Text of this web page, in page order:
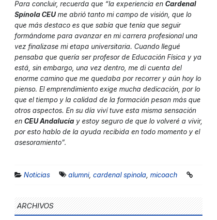
Para concluir, recuerda que “la experiencia en Cardenal
Spínola CEUme abrió tanto mi campo de visión, que lo
que más destaco es que sabía que tenía que seguir
formándome para avanzar en mi carrera profesional una
vez finalizase mi etapa universitaria. Cuando llegué
pensaba que quería ser profesor de Educación Física y ya
está, sin embargo, una vez dentro, me di cuenta del
enorme camino que me quedaba por recorrer y aún hoy lo
pienso. El emprendimiento exige mucha dedicación, por lo
que el tiempo y la calidad de la formación pesan más que
otros aspectos. En su día viví tuve esta misma sensación
en CEU Andalucía y estoy seguro de que lo volveré a vivir,
por esto hablo de la ayuda recibida en todo momento y el
asesoramiento”.
Noticias alumni, cardenal spinola micoach
ARCHIVOS